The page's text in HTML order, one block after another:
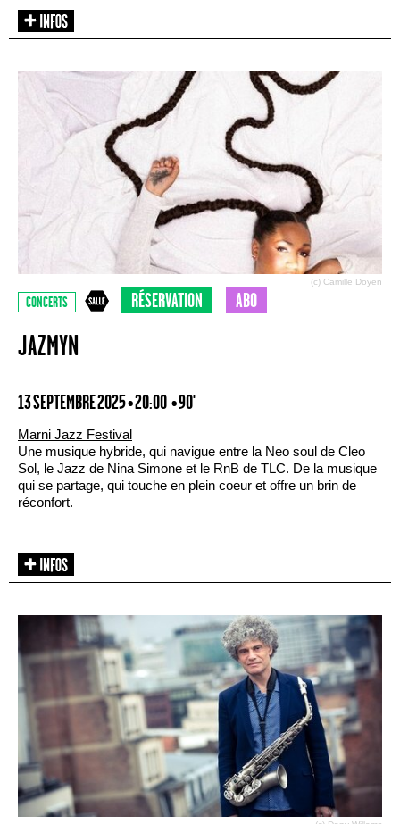
(c) Camille Doyen
CONCERTS RÉSERVATION ABO
JAZMYN
13 SEPTEMBRE 2025 • 20:00 • 90'
Marni Jazz Festival
Une musique hybride, qui navigue entre la Neo soul de Cleo
Sol, le Jazz de Nina Simone et le RnB de TLC. De la musique
qui se partage, qui touche en plein coeur et offre un brin de
réconfort.